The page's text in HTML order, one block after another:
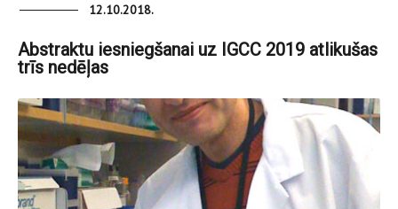
12.10.2018.
Abstraktu iesniegšanai uz IGCC 2019 atlikušas
trīs nedēļas